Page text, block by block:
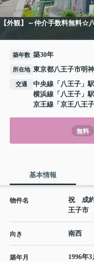
【外観】～仲介手数料無料☆
築年数 築30年
所在地 東京都八王子市明
交通 中央線 「 八王子 」
横浜線 「 八王子 」
京王線 「 京王八王子
無料
基本情報
物件名
祝 成
王子市
向き 南西
築年月 1996年